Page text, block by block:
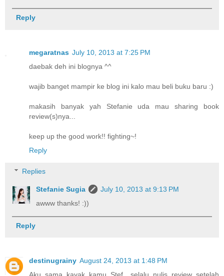
Reply
megaratnas July 10, 2013 at 7:25 PM
daebak deh ini blognya ^^
wajib banget mampir ke blog ini kalo mau beli buku baru :)
makasih banyak yah Stefanie uda mau sharing book
review(s)nya...
keep up the good work!! fighting~!
Reply
Replies
Stefanie Sugia
July 10, 2013 at 9:13 PM
awww thanks! :))
Reply
destinugrainy August 24, 2013 at 1:48 PM